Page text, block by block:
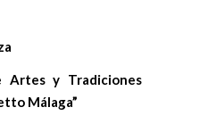
y Tradiciones
Málaga”